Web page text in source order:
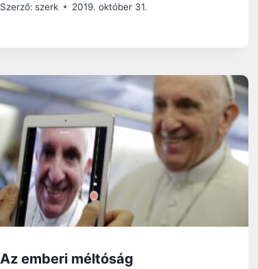
Szerző: szerk 2019. október 31.
Az emberi méltóság